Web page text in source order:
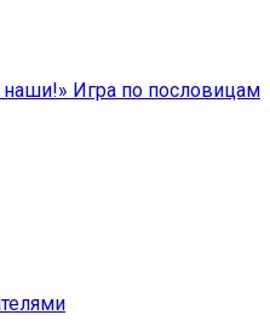
Игра по пословицам